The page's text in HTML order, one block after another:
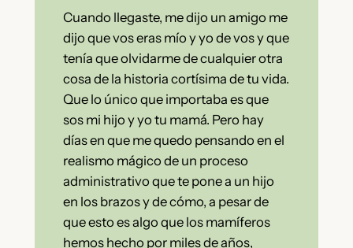
Cuando llegaste, me dijo un amigo me
dijo que vos eras mío y yo de vos y que
tenía que olvidarme de cualquier otra
cosa de la historia cortísima de tu vida.
Que lo único que importaba es que
sos mi hijo y yo tu mamá. Pero hay
días en que me quedo pensando en el
realismo mágico de un proceso
administrativo que te pone a un hijo
en los brazos y de cómo, a pesar de
que esto es algo que los mamíferos
hemos hecho por miles de años,